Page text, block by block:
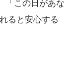
「この日があな
ると安心する